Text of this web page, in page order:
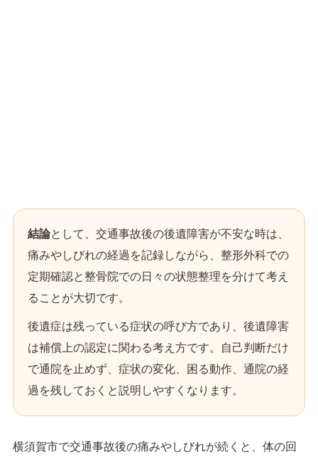
結論として、交通事故後の後遺障害が不安な時は、
痛みやしびれの経過を記録しながら、整形外科での
定期確認と整骨院での日々の状態整理を分けて考え
ることが大切です。
後遺症は残っている症状の呼び方であり、後遺障害
は補償上の認定に関わる考え方です。自己判断だけ
で通院を止めず、症状の変化、困る動作、通院の経
過を残しておくと説明しやすくなります。
横須賀市で交通事故後の痛みやしびれが続くと、体の回